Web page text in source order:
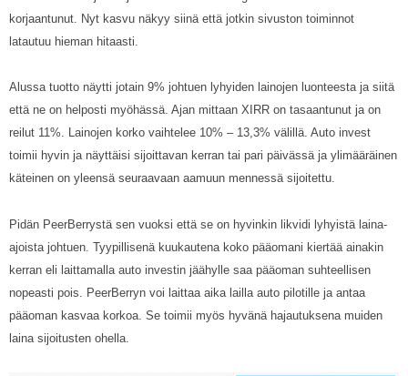
korjaantunut. Nyt kasvu näkyy siinä että jotkin sivuston toiminnot
latautuu hieman hitaasti.
Alussa tuotto näytti jotain 9% johtuen lyhyiden lainojen luonteesta ja siitä
että ne on helposti myöhässä. Ajan mittaan XIRR on tasaantunut ja on
reilut 11%. Lainojen korko vaihtelee 10% – 13,3% välillä. Auto invest
toimii hyvin ja näyttäisi sijoittavan kerran tai pari päivässä ja ylimääräinen
käteinen on yleensä seuraavaan aamuun mennessä sijoitettu.
Pidän PeerBerrystä sen vuoksi että se on hyvinkin likvidi lyhyistä laina-
ajoista johtuen. Tyypillisenä kuukautena koko pääomani kiertää ainakin
kerran eli laittamalla auto investin jäähylle saa pääoman suhteellisen
nopeasti pois. PeerBerryn voi laittaa aika lailla auto pilotille ja antaa
pääoman kasvaa korkoa. Se toimii myös hyvänä hajautuksena muiden
laina sijoitusten ohella.